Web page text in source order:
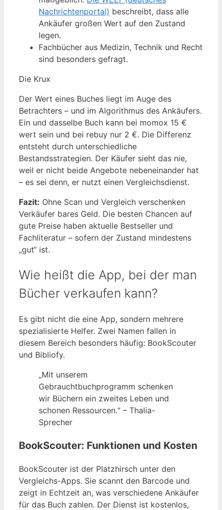
Nachrichtenportal) beschreibt, dass alle
Ankäufer großen Wert auf den Zustand
legen.
Fachbücher aus Medizin, Technik und Recht
sind besonders gefragt.
Die Krux
Der Wert eines Buches liegt im Auge des
Betrachters – und im Algorithmus des Ankäufers.
Ein und dasselbe Buch kann bei momox 15 €
wert sein und bei rebuy nur 2 €. Die Differenz
entsteht durch unterschiedliche
Bestandsstrategien. Der Käufer sieht das nie,
weil er nicht beide Angebote nebeneinander hat
– es sei denn, er nutzt einen Vergleichsdienst.
Fazit: Ohne Scan und Vergleich verschenken
Verkäufer bares Geld. Die besten Chancen auf
gute Preise haben aktuelle Bestseller und
Fachliteratur – sofern der Zustand mindestens
„gut“ ist.
Wie heißt die App, bei der man
Bücher verkaufen kann?
Es gibt nicht die eine App, sondern mehrere
spezialisierte Helfer. Zwei Namen fallen in
diesem Bereich besonders häufig: BookScouter
und Bibliofy.
„Mit unserem
Gebrauchtbuchprogramm schenken
wir Büchern ein zweites Leben und
schonen Ressourcen.“ – Thalia-
Sprecher
BookScouter: Funktionen und Kosten
BookScouter ist der Platzhirsch unter den
Vergleichs-Apps. Sie scannt den Barcode und
zeigt in Echtzeit an, was verschiedene Ankäufer
für das Buch zahlen. Der Dienst ist kostenlos,